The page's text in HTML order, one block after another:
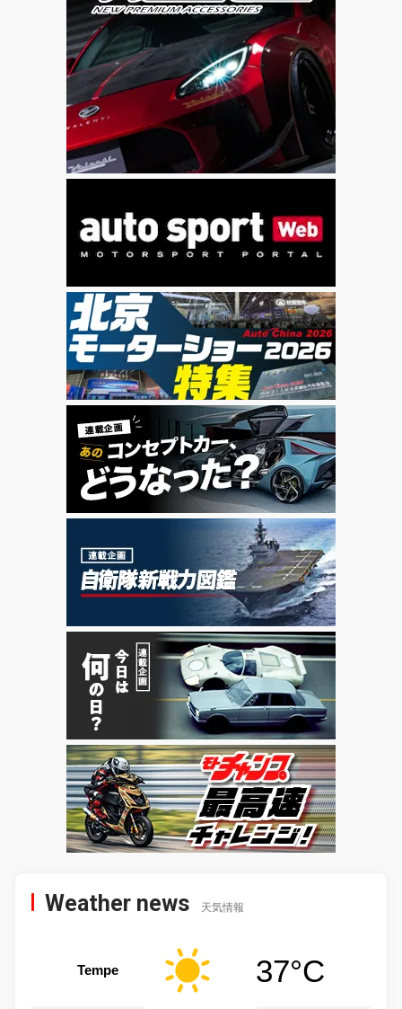
Weather news 天気情報
Tempe 37°C